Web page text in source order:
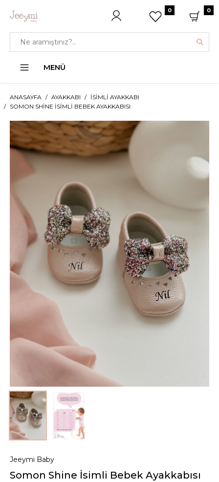
0 0
MENÜ
ANASAYFA AYAKKABI
İSIMLI AYAKKABI
SOMON SHINE İSIMLI BEBEK AYAKKABISI
Jeeymi Baby
Somon Shine İsimli Bebek Ayakkabısı